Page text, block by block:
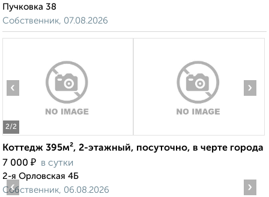
Пучковка 38
Собственник, 07.08.2026
2/2
‹ ›
Коттедж 395м², 2-этажный, посуточно, в черте города
7 000 ₽ в сутки
2-я Орловская 4Б
Собственник, 06.08.2026
‹ ›